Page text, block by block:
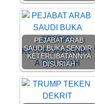
PEJABAT ARAB
SAUDI BUKA SENDIRI
KETERLIBATANNYA
DISURIAH